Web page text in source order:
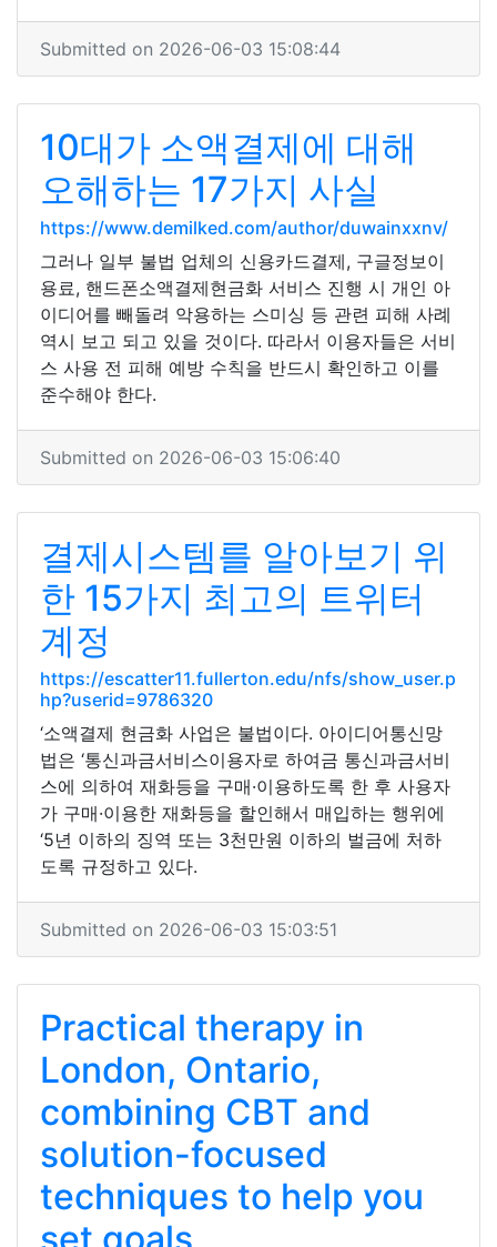
Submitted on 2026-06-03 15:08:44
10대가 소액결제에 대해
오해하는 17가지 사실
https://www.demilked.com/author/duwainxxnv/
그러나 일부 불법 업체의 신용카드결제, 구글정보이
용료, 핸드폰소액결제현금화 서비스 진행 시 개인 아
이디어를 빼돌려 악용하는 스미싱 등 관련 피해 사례
역시 보고 되고 있을 것이다. 따라서 이용자들은 서비
스 사용 전 피해 예방 수칙을 반드시 확인하고 이를
준수해야 한다.
Submitted on 2026-06-03 15:06:40
결제시스템를 알아보기 위
한 15가지 최고의 트위터
계정
https://escatter11.fullerton.edu/nfs/show_user.p
hp?userid=9786320
‘소액결제 현금화 사업은 불법이다. 아이디어통신망
법은 ‘통신과금서비스이용자로 하여금 통신과금서비
스에 의하여 재화등을 구매·이용하도록 한 후 사용자
가 구매·이용한 재화등을 할인해서 매입하는 행위에
‘5년 이하의 징역 또는 3천만원 이하의 벌금에 처하
도록 규정하고 있다.
Submitted on 2026-06-03 15:03:51
Practical therapy in
London, Ontario,
combining CBT and
solution-focused
techniques to help you